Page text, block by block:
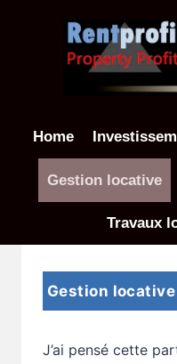
Home
Gestion locative
Travaux
Gestion locative
J’ai pensé cette